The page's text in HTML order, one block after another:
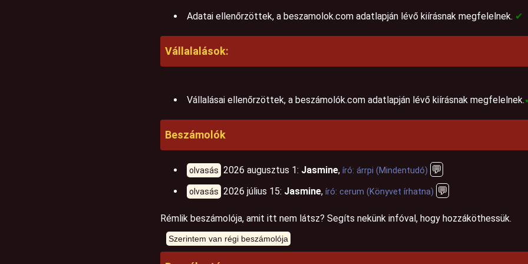
Adatai ellenőrzöttek, a beszamolok.com adatlapján lévő kiírásnak megfelelnek. ✔
Vállalalások:
Vállalásai ellenőrzöttek, a beszámolók.com adatlapján lévő kiírásnak megfelelnek.
Beszámolók
olvasás 2026 augusztus 1: Jasmine, író: árrpi (Mindentudó) 💬
olvasás 2026 július 15: Jasmine, író: cerum (Könyvet írhatna) 💬
Rémlik beszámolója, amit itt nem látsz? Segíts nekünk infóval, hogy hozzáköthessük.